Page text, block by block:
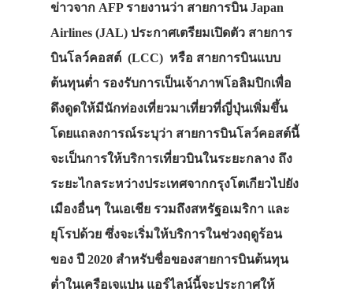
ข่าวจาก AFP รายงานว่า สายการบิน Japan
Airlines (JAL) ประกาศเตรียมเปิดตัว สายการ
บินโลว์คอสต์ (LCC) หรือ สายการบินแบบ
ต้นทุนต่ำ รองรับการเป็นเจ้าภาพโอลิมปิกเพื่อ
ดึงดูดให้มีนักท่องเที่ยวมาเที่ยวที่ญี่ปุ่นเพิ่มขึ้น
โดยแถลงการณ์ระบุว่า สายการบินโลว์คอสต์นี้
จะเป็นการให้บริการเที่ยวบินในระยะกลาง ถึง
ระยะไกลระหว่างประเทศจากกรุงโตเกียวไปยัง
เมืองอื่นๆ ในเอเชีย รวมถึงสหรัฐอเมริกา และ
ยุโรปด้วย ซึ่งจะเริ่มให้บริการในช่วงฤดูร้อน
ของ ปี 2020 สำหรับชื่อของสายการบินต้นทุน
ต่ำในเครือเจแปน แอร์ไลน์นี้จะประกาศให้